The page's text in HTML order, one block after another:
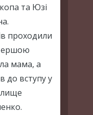
та Юзі
проходили
мама, а
до вступу у